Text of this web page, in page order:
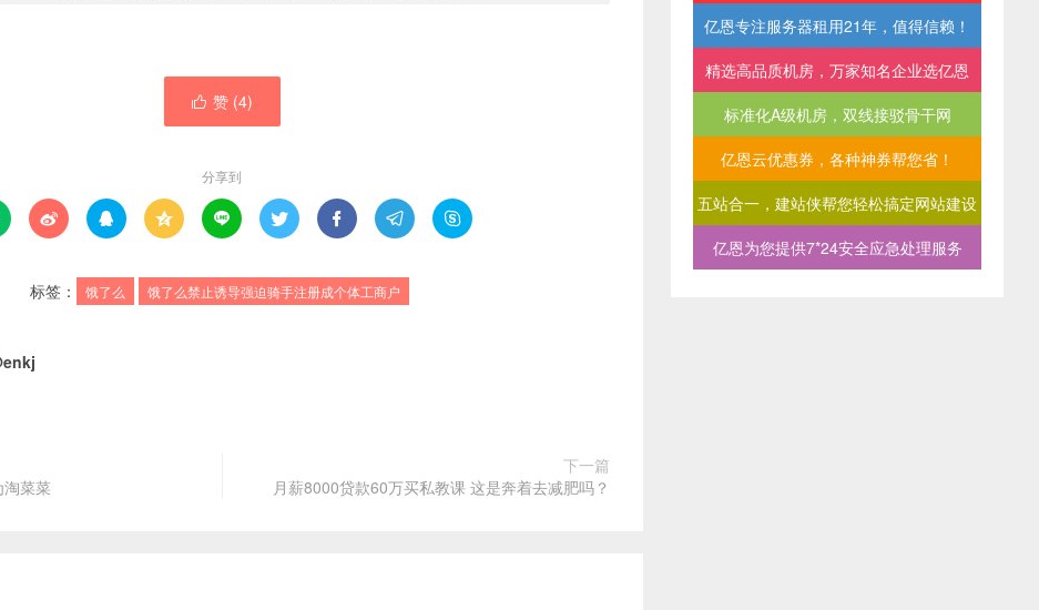
 赞 (4)
分享到
       
标签： 饿了么 饿了么禁止诱导强迫骑手注册成个体工商户
菜菜
下一篇
月薪8000贷款60万买私教课 这是奔着去减肥吗？
亿恩专注服务器租用21年，值得信赖！
精选高品质机房，万家知名企业选亿恩
标准化A级机房，双线接驳骨干网
亿恩云优惠券，各种神券帮您省！
五站合一，建站侠帮您轻松搞定网站建设
亿恩为您提供7*24安全应急处理服务